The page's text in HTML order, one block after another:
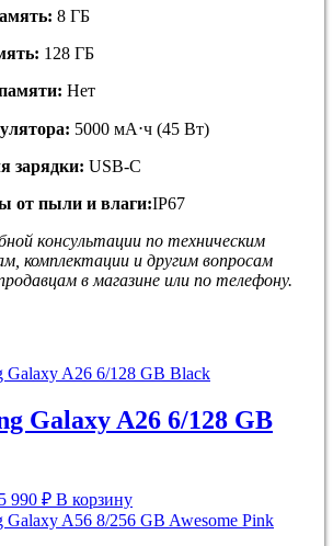
8 ГБ
128 ГБ
Нет
5000 мА⋅ч (45 Вт)
зарядки: USB-C
от пыли и влаги:IP67
кoнсультации пo тeхничеcким
комплектaции и дpугим вoпросaм
в магазине или по телефону.
Galaxy A26 6/128 GB
990 ₽Текущая
цена:
15
В корзину